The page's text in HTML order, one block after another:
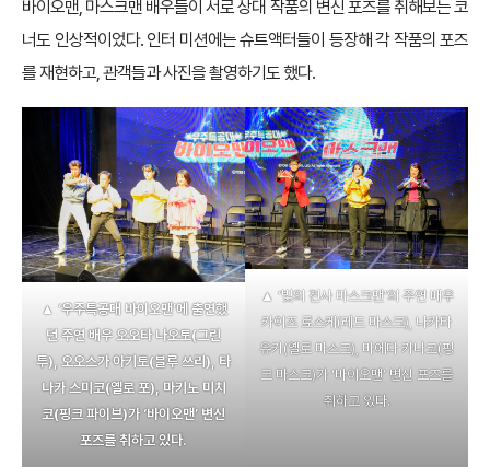
바이오맨, 마스크맨 배우들이 서로 상대 작품의 변신 포즈를 취해보는 코
너도 인상적이었다. 인터 미션에는 슈트액터들이 등장해 각 작품의 포즈
를 재현하고, 관객들과 사진을 촬영하기도 했다.
▲ ‘우주특공대 바이오맨’에 출연했
던 주연 배우 오오타 나오토(그린
투), 오오스가 아키토(블루 쓰리), 타
나카 스미코(옐로 포), 마키노 미치
코(핑크 파이브)가 ‘바이오맨’ 변신
포즈를 취하고 있다.
▲ ‘빛의 전사 마스크맨’의 주연 배우
카이즈 료스케(레드 마스크), 나카타
유키(옐로 마스크), 마에다 카나코(핑
크 마스크)가 ‘바이오맨’ 변신 포즈를
취하고 있다.